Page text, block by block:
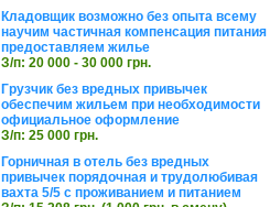
Кладовщик возможно без опыта всему
научим частичная компенсация питания
предоставляем жилье
З/п: 20 000 - 30 000 грн.
Грузчик без вредных привычек
обеспечим жильем при необходимости
официальное оформление
З/п: 25 000 грн.
Горничная в отель без вредных
привычек порядочная и трудолюбивая
вахта 5/5 с проживанием и питанием